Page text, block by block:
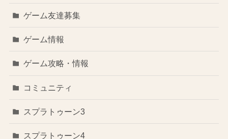
ゲーム友達募集
ゲーム情報
ゲーム攻略・情報
コミュニティ
スプラトゥーン3
スプラトゥーン4